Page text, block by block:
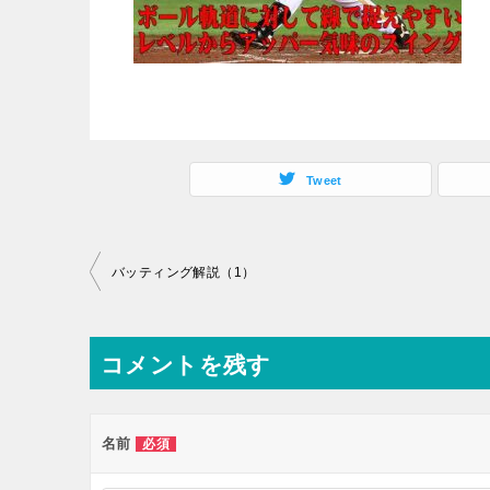
Tweet
投
ナ
ビ
ー
バッティング解説（1）
コメントを残す
名前 必須